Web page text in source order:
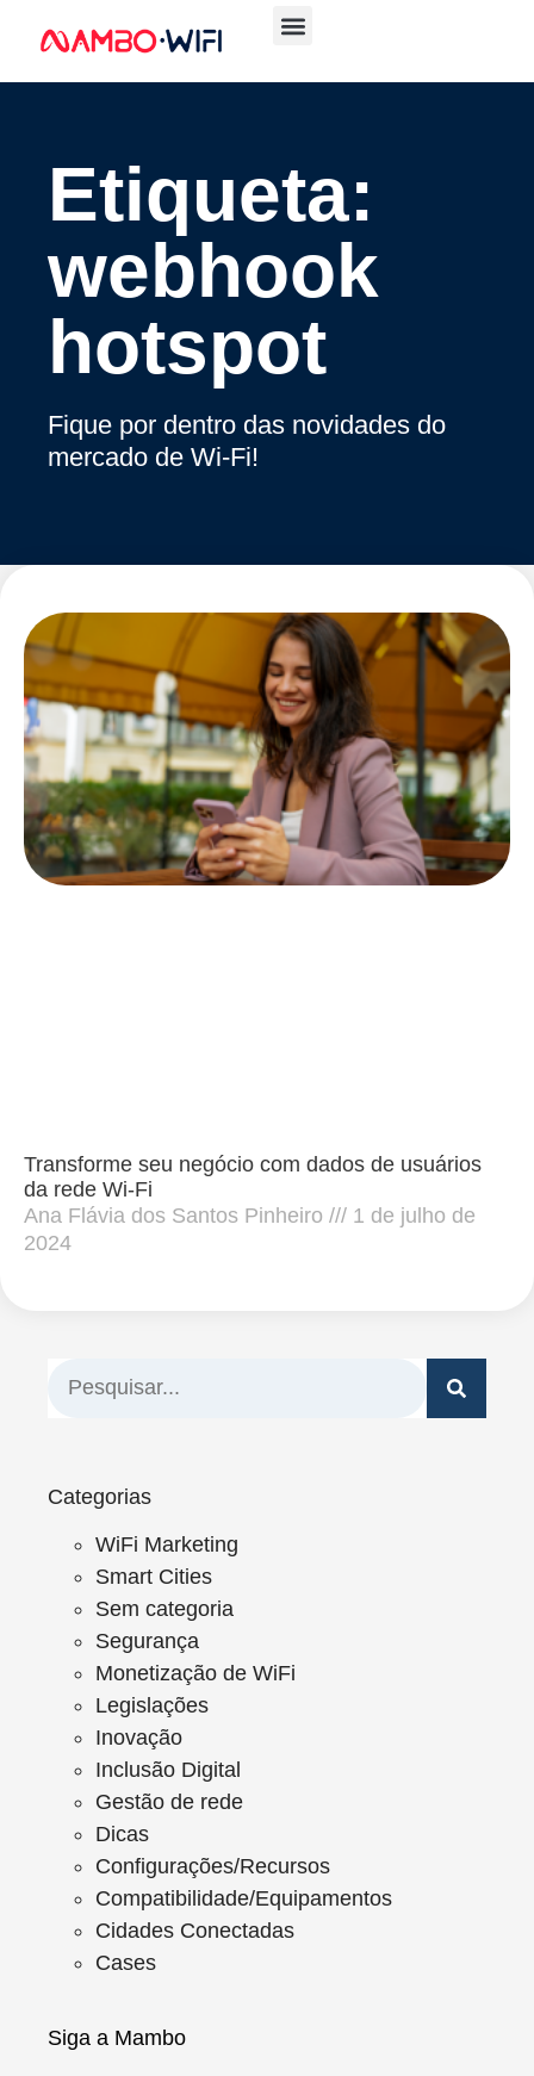
Etiqueta:
webhook
hotspot
Fique por dentro das novidades do
mercado de Wi-Fi!
Transforme seu negócio com dados de usuários
da rede Wi-Fi
Ana Flávia dos Santos Pinheiro
1 de julho de
2024
Categorias
WiFi Marketing
Smart Cities
Sem categoria
Segurança
Monetização de WiFi
Legislações
Inovação
Inclusão Digital
Gestão de rede
Dicas
Configurações/Recursos
Compatibilidade/Equipamentos
Cidades Conectadas
Cases
Siga a Mambo